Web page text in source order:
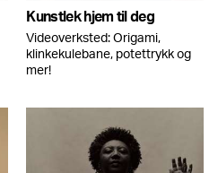
Kunstlek hjem til deg
Videoverksted: Origami,
klinkekulebane, potettrykk og
mer!